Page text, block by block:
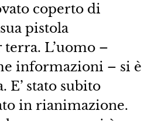
coperto di
pistola
terra. L’uomo –
informazioni – si è
E’ stato subito
in rianimazione.